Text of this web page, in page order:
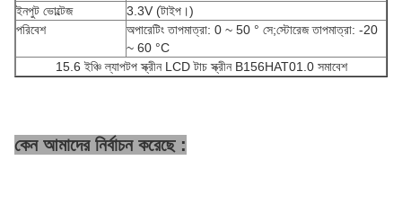
ইনপুট ভোল্টেজ
3.3V (টাইপ।)
পরিবেশ
অপারেটিং তাপমাত্রা: 0 ~ 50 ° সে;স্টোরেজ তাপমাত্রা: -20
~ 60 °C
15.6 ইঞ্চি ল্যাপটপ স্ক্রীন LCD টাচ স্ক্রীন B156HAT01.0 সমাবেশ
কেন আমাদের নির্বাচন করেছে :